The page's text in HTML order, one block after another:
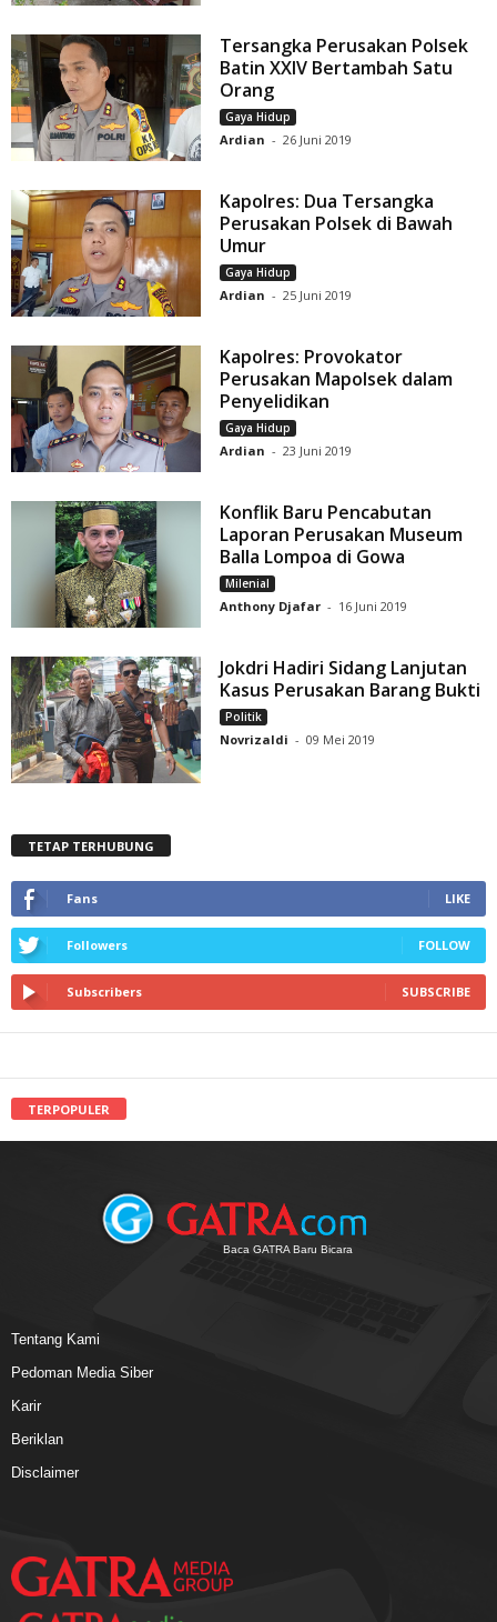
Tersangka Perusakan Polsek
Batin XXIV Bertambah Satu
Orang
Gaya Hidup
Ardian - 26 Juni 2019
Kapolres: Dua Tersangka
Perusakan Polsek di Bawah
Umur
Gaya Hidup
Ardian - 25 Juni 2019
Kapolres: Provokator
Perusakan Mapolsek dalam
Penyelidikan
Gaya Hidup
Ardian - 23 Juni 2019
Konflik Baru Pencabutan
Laporan Perusakan Museum
Balla Lompoa di Gowa
Milenial
Anthony Djafar - 16 Juni 2019
Jokdri Hadiri Sidang Lanjutan
Kasus Perusakan Barang Bukti
Politik
Novrizaldi - 09 Mei 2019
TETAP TERHUBUNG
Fans LIKE
Followers FOLLOW
Subscribers SUBSCRIBE
TERPOPULER
Baca GATRA Baru Bicara
Tentang Kami
Pedoman Media Siber
Karir
Beriklan
Disclaimer